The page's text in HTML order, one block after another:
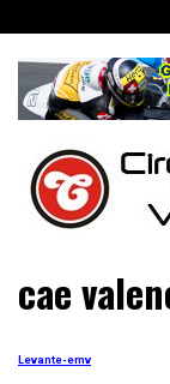
to
content
cae
Levante-emv